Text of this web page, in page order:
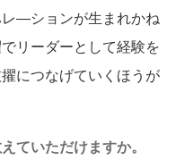
―ションが生まれかね
リーダーとして経験を
につなげていくほうが
いただけますか。